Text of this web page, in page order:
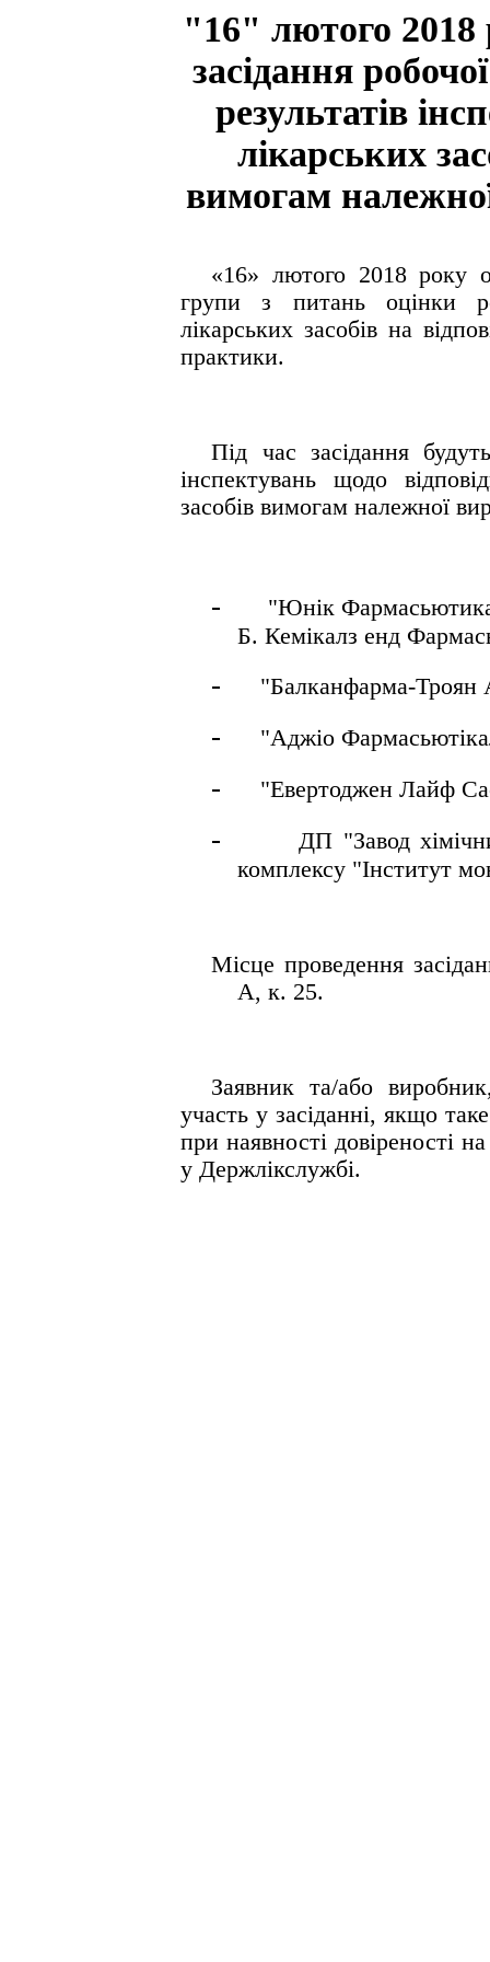
"16" лютого 2018
засідання
результатів
лікарських
вимогам
«16» лютого 2018 року
групи з питань оцінки
лікарських засобівна
практики.
Під час засідання
інспектувань
щодо
засобів вимогам належної
- "Юнік
Б.Кемікалз енд
- "Балканфарма-Троян
- "Аджіо
- "Евертоджен Лайф
-
ДП "Завод
комплексу "Інститут
Місце проведення
А, к. 25.
Заявник та/або
участь у засіданні, якщо
при наявності довіреності
у Держлікслужбі.